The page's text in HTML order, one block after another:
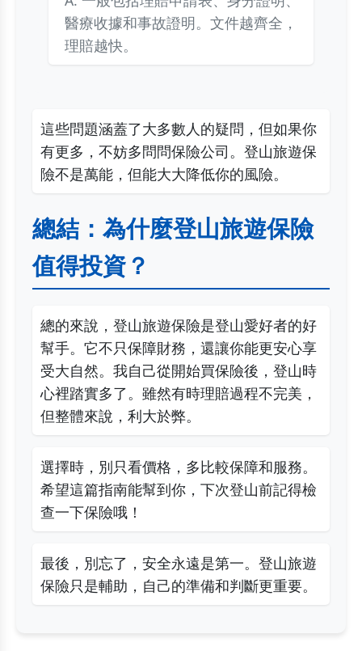
醫療收據和事故證明。文件越齊全，
理賠越快。
這些問題涵蓋了大多數人的疑問，但如果你
有更多，不妨多問問保險公司。登山旅遊保
險不是萬能，但能大大降低你的風險。
總結：為什麼登山旅遊保險
值得投資？
總的來說，登山旅遊保險是登山愛好者的好
幫手。它不只保障財務，還讓你能更安心享
受大自然。我自己從開始買保險後，登山時
心裡踏實多了。雖然有時理賠過程不完美，
但整體來說，利大於弊。
選擇時，別只看價格，多比較保障和服務。
希望這篇指南能幫到你，下次登山前記得檢
查一下保險哦！
最後，別忘了，安全永遠是第一。登山旅遊
保險只是輔助，自己的準備和判斷更重要。